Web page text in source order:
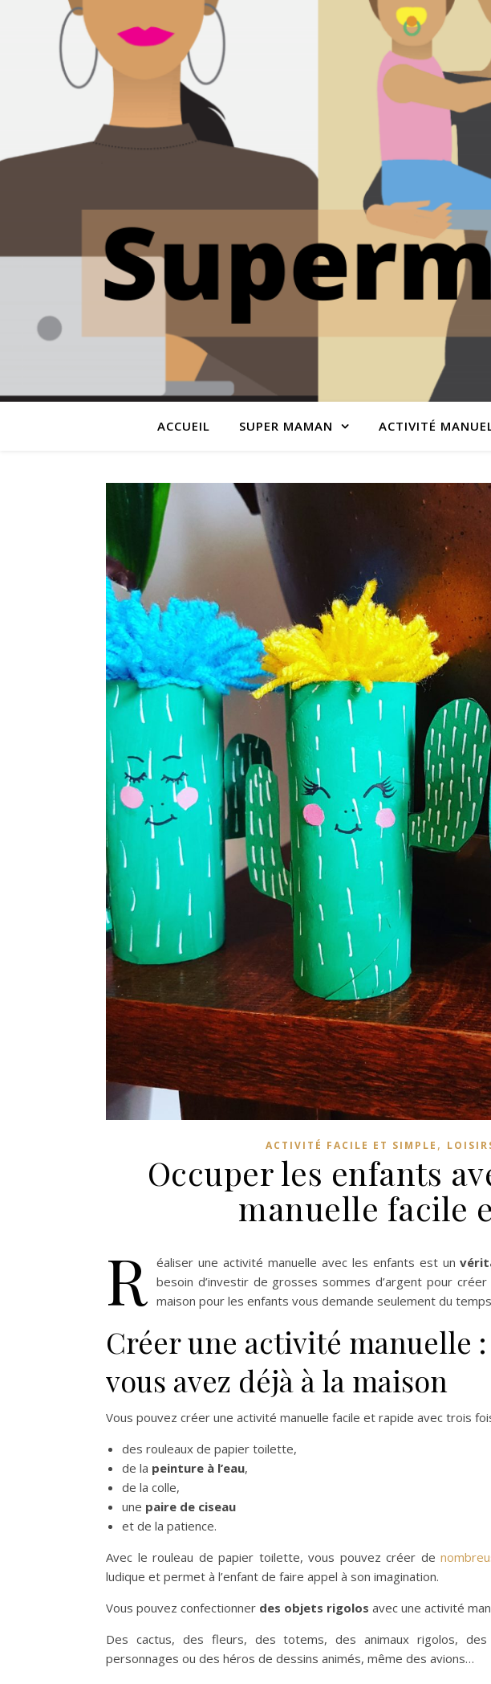
ACCUEIL SUPER MAMAN ACTIVITÉ
ACTIVITÉ FACILE ET SIMPLE ,
Occuper les enfants
manuelle facile
R éaliser une activité manuelle avec les enfants est un
besoin d’investir de grosses sommes d’argent pour
maison pour les enfants vous demande seulement du
Créer une activité manuelle
vous avez déjà à la maison
Vous pouvez créer une activité manuelle facile et rapide avec trois
des rouleaux de papier toilette,
de la peinture à l’eau,
de la colle,
une paire de ciseau
et de la patience.
Avec le rouleau de papier toilette, vous pouvez créer de
ludique et permet à l’enfant de faire appel à son imagination.
Vous pouvez confectionner des objets rigolos avec une activité
Des cactus, des fleurs, des totems, des animaux rigolos,
personnages ou des héros de dessins animés, même des avions…